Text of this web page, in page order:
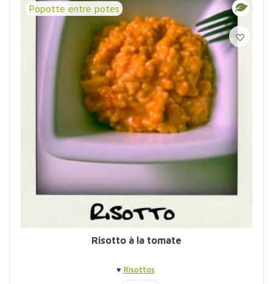
Popotte entre potes
Risotto à la tomate
♥ Risottos